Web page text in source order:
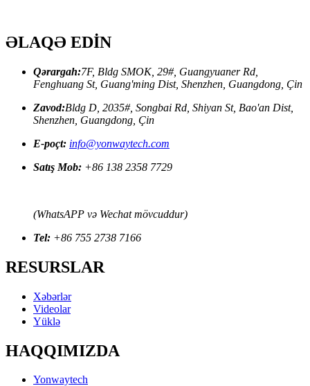
ƏLAQƏ EDİN
Qərargah:7F, Bldg SMOK, 29#, Guangyuaner Rd,
Fenghuang St, Guang'ming Dist, Shenzhen, Guangdong, Çin
Zavod:Bldg D, 2035#, Songbai Rd, Shiyan St, Bao'an Dist,
Shenzhen, Guangdong, Çin
E-poçt: info@yonwaytech.com
Satış Mob: +86 138 2358 7729
(WhatsAPP və Wechat mövcuddur)
Tel: +86 755 2738 7166
RESURSLAR
Xəbərlər
Videolar
Yüklə
HAQQIMIZDA
Yonwaytech